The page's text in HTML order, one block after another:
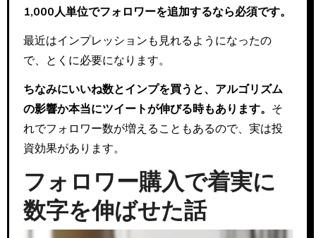
1,000人単位でフォロワーを追加するなら必須です。
最近はインプレッションも見れるようになったの
で、とくに必要になります。
ちなみにいいね数とインプを買うと、アルゴリズム
の影響か本当にツイートが伸びる時もあります。 そ
れでフォロワー数が増えることもあるので、実は投
資効果があります。
フォロワー購入で着実に
数字を伸ばせた話